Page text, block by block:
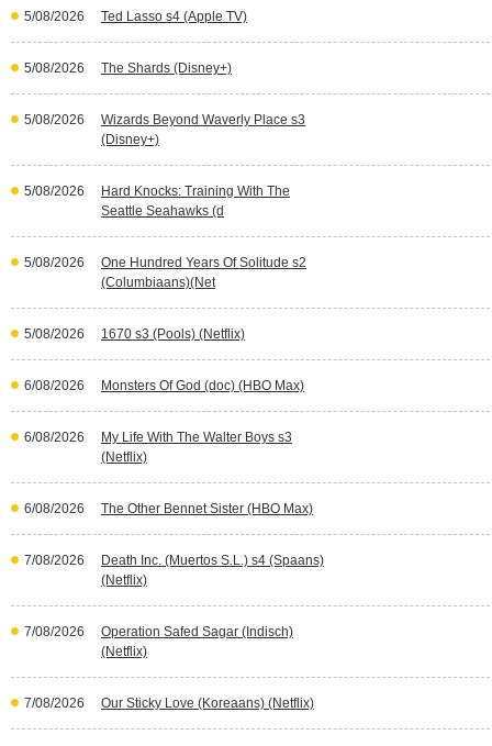
5/08/2026 Ted Lasso s4 (Apple TV)
5/08/2026 The Shards (Disney+)
5/08/2026
Wizards Beyond Waverly Place s3
(Disney+)
5/08/2026
Hard Knocks: Training With The
Seattle Seahawks (d
5/08/2026
One Hundred Years Of Solitude s2
(Columbiaans)(Net
5/08/2026 1670 s3 (Pools) (Netflix)
6/08/2026 Monsters Of God (doc) (HBO Max)
6/08/2026
My Life With The Walter Boys s3
(Netflix)
6/08/2026 The Other Bennet Sister (HBO Max)
7/08/2026
Death Inc. (Muertos S.L.) s4 (Spaans)
(Netflix)
7/08/2026
Operation Safed Sagar (Indisch)
(Netflix)
7/08/2026 Our Sticky Love (Koreaans) (Netflix)